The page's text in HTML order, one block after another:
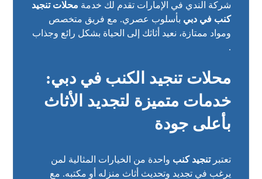
شركة الندي في الإمارات تقدم لك خدمة محلات تنجيد
كنب في دبي بأسلوب عصري. مع فريق متخصص
ومواد ممتازة، نعيد أثاثك إلى الحياة بشكل رائع وجذاب
.
محلات تنجيد الكنب في دبي:
خدمات متميزة لتجديد الأثاث
بأعلى جودة
تعتبرتنجيد كنب واحدة من الخيارات المثالية لمن
يرغب في تجديد وتحديث أثاث منزله أو مكتبه. مع